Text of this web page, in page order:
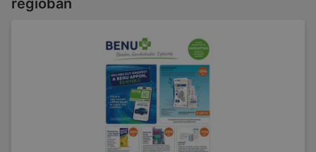
régióban